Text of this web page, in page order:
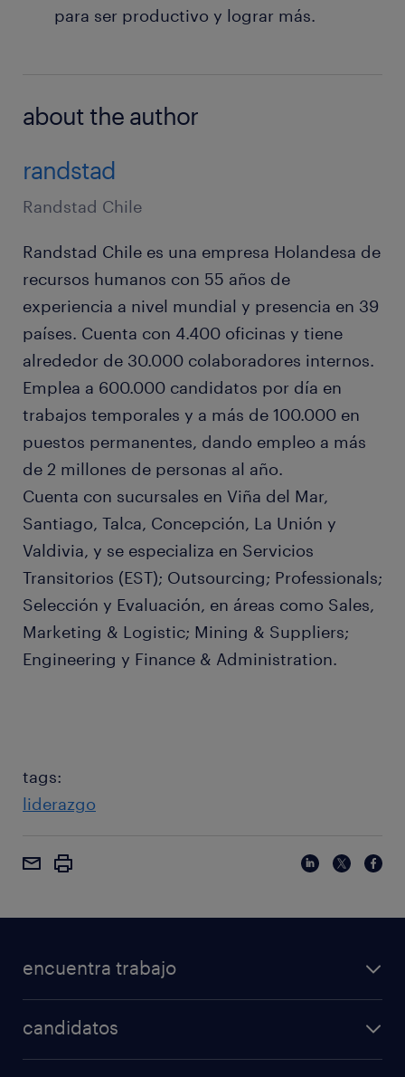
para ser productivo y lograr más.
about the author
randstad
Randstad Chile
Randstad Chile es una empresa Holandesa de
recursos humanos con 55 años de
experiencia a nivel mundial y presencia en 39
países. Cuenta con 4.400 oficinas y tiene
alrededor de 30.000 colaboradores internos.
Emplea a 600.000 candidatos por día en
trabajos temporales y a más de 100.000 en
puestos permanentes, dando empleo a más
de 2 millones de personas al año.
Cuenta con sucursales en Viña del Mar,
Santiago, Talca, Concepción, La Unión y
Valdivia, y se especializa en Servicios
Transitorios (EST); Outsourcing; Professionals;
Selección y Evaluación, en áreas como Sales,
Marketing & Logistic; Mining & Suppliers;
Engineering y Finance & Administration.
tags:
liderazgo
encuentra trabajo
candidatos